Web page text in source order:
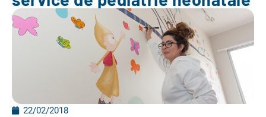
22/02/2018